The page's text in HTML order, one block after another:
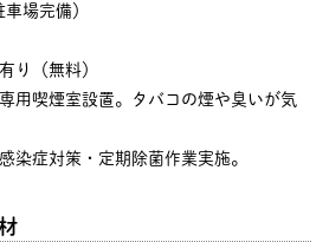
場完備）
り（無料）
用喫煙室設置。タバコの煙や臭いが気
染症対策・定期除菌作業実施。